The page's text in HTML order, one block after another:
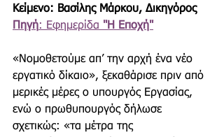
Κείμενο: Βασίλης Μάρκου, Δικηγόρος
Πηγή: Εφημερίδα "Η Εποχή"
«Νομοθετούμε απ’ την αρχή ένα νέο
εργατικό δίκαιο», ξεκαθάρισε πριν από
μερικές μέρες ο υπουργός Εργασίας,
ενώ ο πρωθυπουργός δήλωσε
σχετικώς: «τα μέτρα της